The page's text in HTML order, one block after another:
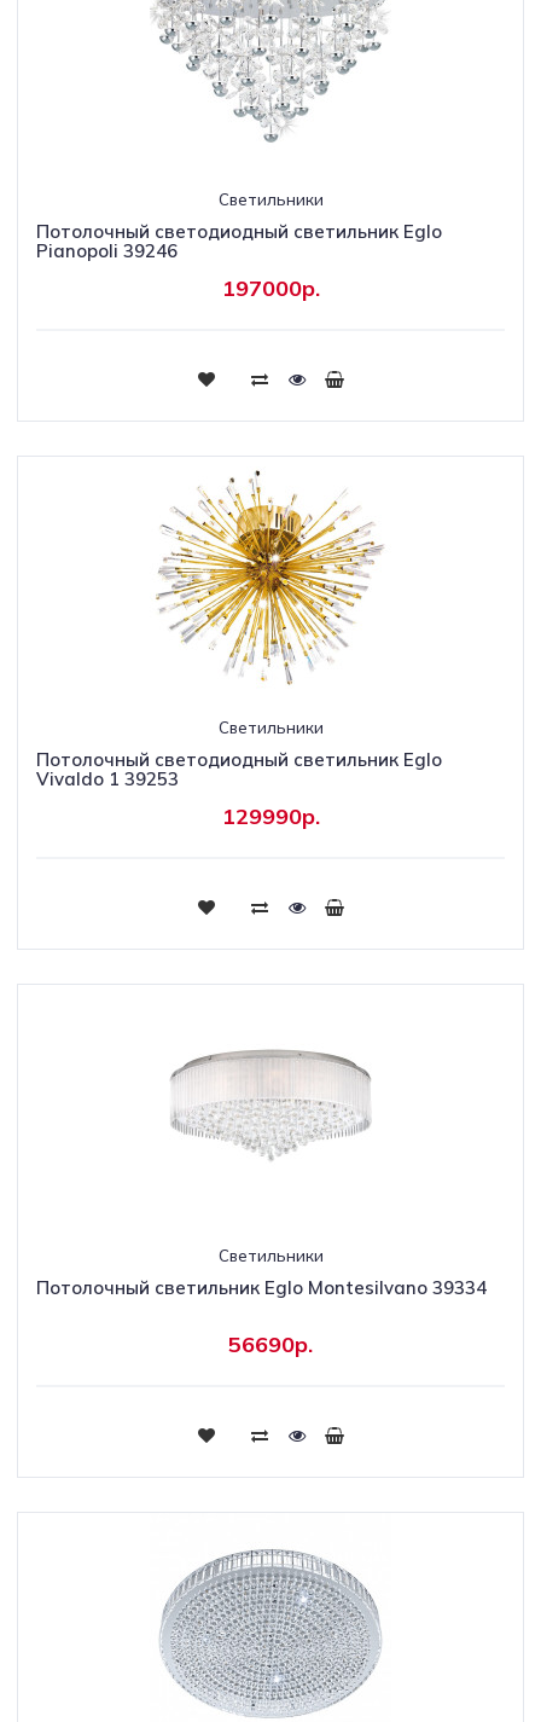
Светильники
Потолочный светодиодный светильник Eglo
Pianopoli 39246
197000р.
Светильники
Потолочный светодиодный светильник Eglo
Vivaldo 1 39253
129990р.
Светильники
Потолочный светильник Eglo Montesilvano 39334
56690р.